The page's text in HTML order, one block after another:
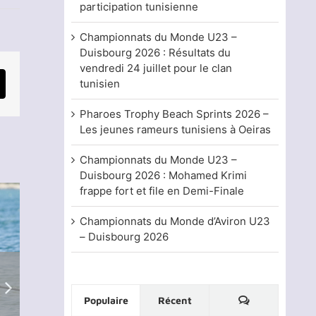
participation tunisienne
Championnats du Monde U23 –
Duisbourg 2026 : Résultats du
vendredi 24 juillet pour le clan
tunisien
Pharoes Trophy Beach Sprints 2026 –
Les jeunes rameurs tunisiens à Oeiras
Championnats du Monde U23 –
Duisbourg 2026 : Mohamed Krimi
frappe fort et file en Demi-Finale
Championnats du Monde d’Aviron U23
– Duisbourg 2026
Populaire Récent